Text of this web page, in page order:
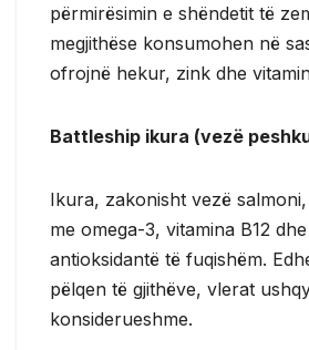
përmirësimin e shëndetit të
megjithëse konsumohen në
ofrojnë hekur, zink dhe
Battleship ikura (vezë
Ikura, zakonisht vezë
me omega-3, vitamina B12
antioksidantë të fuqishëm.
pëlqen të gjithëve, vlerat
konsiderueshme.